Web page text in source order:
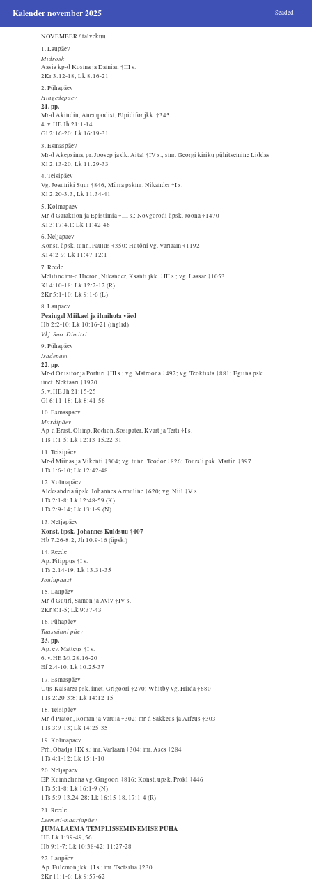
Kalender november 2025 Seaded
NOVEMBER / talvekuu
1. Laupäev
Midrosk
Aasia kp-d Kosma ja Damian †III s.
2Kr 3:12-18; Lk 8:16-21
2. Pühapäev
Hingedepäev
21. pp.
Mr-d Akindin, Anempodist, Elpidifor jkk. †345
4. v. HE Jh 21:1-14
Gl 2:16-20; Lk 16:19-31
3. Esmaspäev
Mr-d Akepsima, pr. Joosep ja dk. Aital †IV s.; smr. Georgi kiriku pühitsemine Liddas
Kl 2:13-20; Lk 11:29-33
4. Teisipäev
Vg. Joanniki Suur †846; Mürra pskmr. Nikander †I s.
Kl 2:20-3:3; Lk 11:34-41
5. Kolmapäev
Mr-d Galaktion ja Epistimia †III s.; Novgorodi üpsk. Joona †1470
Kl 3:17:4.1; Lk 11:42-46
6. Neljapäev
Konst. üpsk. tunn. Paulus †350; Hutõni vg. Varlaam †1192
Kl 4:2-9; Lk 11:47-12:1
7. Reede
Melitine mr-d Hieron, Nikander, Ksanti jkk. †III s.; vg. Laasar †1053
Kl 4:10-18; Lk 12:2-12 (R)
2Kr 5:1-10; Lk 9:1-6 (L)
8. Laupäev
Peaingel Miikael ja ilmihuta väed
Hb 2:2-10; Lk 10:16-21 (inglid)
Vkj. Smr. Dimitri
9. Pühapäev
Isadepäev
22. pp.
Mr-d Onisifor ja Porfiiri †III s.; vg. Matroona †492; vg. Teoktista †881; Egiina psk.
imet. Nektaari †1920
5. v. HE Jh 21:15-25
Gl 6:11-18; Lk 8:41-56
10. Esmaspäev
Mardipäev
Ap-d Erast, Olimp, Rodion, Sosipater, Kvart ja Terti †I s.
1Ts 1:1-5; Lk 12:13-15,22-31
11. Teisipäev
Mr-d Miinas ja Vikenti †304; vg. tunn. Teodor †826; Tours’i psk. Martin †397
1Ts 1:6-10; Lk 12:42-48
12. Kolmapäev
Aleksandria üpsk. Johannes Armuline †620; vg. Niil †V s.
1Ts 2:1-8; Lk 12:48-59 (K)
1Ts 2:9-14; Lk 13:1-9 (N)
13. Neljapäev
Konst. üpsk. Johannes Kuldsuu †407
Hb 7:26-8:2; Jh 10:9-16 (üpsk.)
14. Reede
Ap. Filippus †I s.
1Ts 2:14-19; Lk 13:31-35
Jõulupaast
15. Laupäev
Mr-d Guuri, Samon ja Aviv †IV s.
2Kr 8:1-5; Lk 9:37-43
16. Pühapäev
Taassünni päev
23. pp.
Ap. ev. Matteus †I s.
6. v. HE Mt 28:16-20
Ef 2:4-10; Lk 10:25-37
17. Esmaspäev
Uus-Kaisarea psk. imet. Grigoori †270; Whitby vg. Hilda †680
1Ts 2:20-3:8; Lk 14:12-15
18. Teisipäev
Mr-d Platon, Roman ja Varula †302; mr-d Sakkeus ja Alfeus †303
1Ts 3:9-13; Lk 14:25-35
19. Kolmapäev
Prh. Obadja †IX s.; mr. Varlaam †304: mr. Ases †284
1Ts 4:1-12; Lk 15:1-10
20. Neljapäev
EP. Kümnelinna vg. Grigoori †816; Konst. üpsk. Prokl †446
1Ts 5:1-8; Lk 16:1-9 (N)
1Ts 5:9-13,24-28; Lk 16:15-18, 17:1-4 (R)
21. Reede
Leemeti-maarjapäev
JUMALAEMA TEMPLISSEMINEMISE PÜHA
HE Lk 1:39-49, 56
Hb 9:1-7; Lk 10:38-42; 11:27-28
22. Laupäev
Ap. Fiilemon jkk. †I s.; mr. Tsetsilia †230
2Kr 11:1-6; Lk 9:57-62